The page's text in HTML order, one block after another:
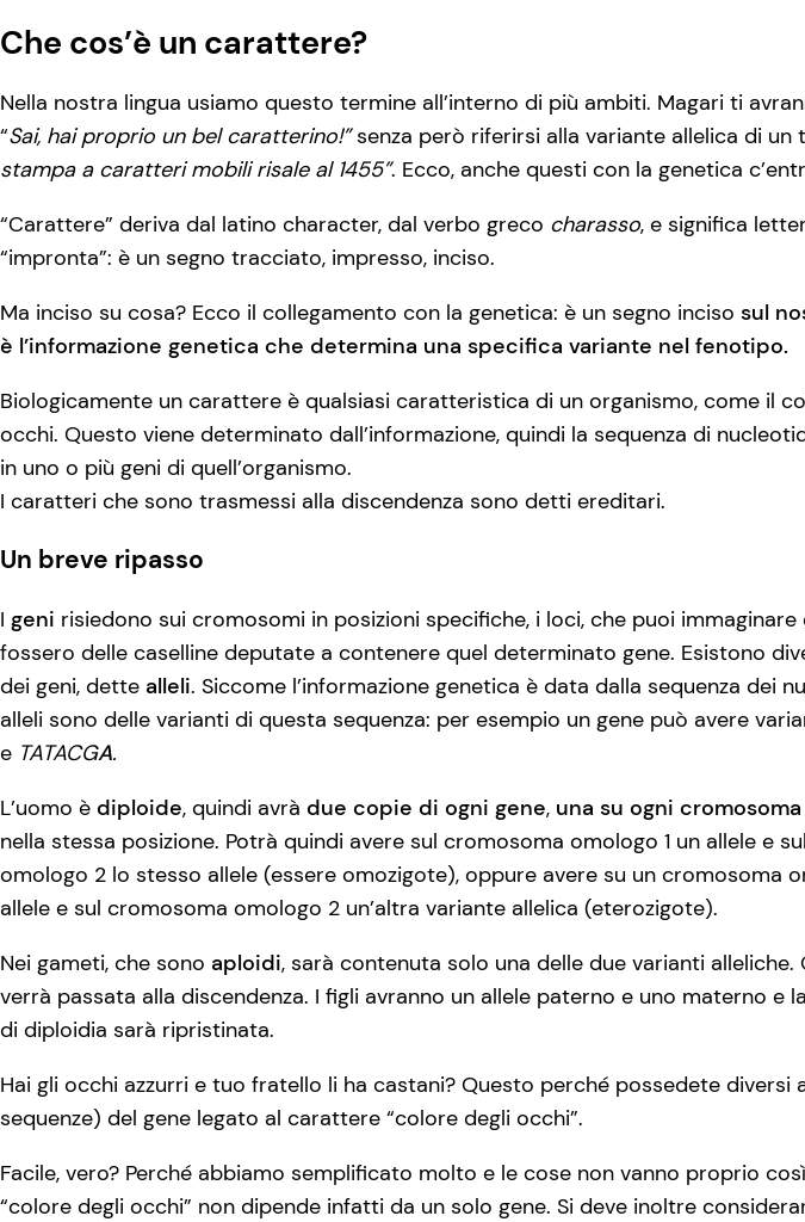
Che cos’è un carattere?
Nella nostra lingua usiamo questo termine all’interno di più ambiti. Magari ti
“Sai, hai proprio un bel caratterino!”senza però riferirsi alla variante allelica di un
stampa a caratteri mobili risale al 1455”. Ecco, anche questi con la genetica
“Carattere” deriva dal latino character, dal verbo greco charasso, e significa
“impronta”: è un segno tracciato, impresso, inciso.
Ma inciso su cosa? Ecco il collegamento con la genetica: è un segno inciso sul
è l’informazione genetica che determina una specifica variante nel fenotipo.
Biologicamente un carattere è qualsiasi caratteristica di un organismo, come il
occhi. Questo viene determinato dall’informazione, quindi la sequenza di
in uno o più geni di quell’organismo.
I caratteri che sono trasmessi alla discendenza sono detti ereditari.
Un breve ripasso
I geni risiedono sui cromosomi in posizioni specifiche, i loci, che puoi immaginare
fossero delle caselline deputate a contenere quel determinato gene. Esistono
dei geni, dette alleli. Siccome l’informazione genetica è data dalla sequenza dei
alleli sono delle varianti di questa sequenza: per esempio un gene può avere
e TATACGA.
L’uomo è diploide, quindi avrà due copie di ogni gene, una su ogni
nella stessa posizione. Potrà quindi avere sul cromosoma omologo 1 un allele e
omologo 2 lo stesso allele (essere omozigote), oppure avere su un cromosoma
allele e sul cromosoma omologo 2 un’altra variante allelica (eterozigote).
Nei gameti, che sono aploidi, sarà contenuta solo una delle due varianti alleliche.
verrà passata alla discendenza. I figli avranno un allele paterno e uno materno e
di diploidia sarà ripristinata.
Hai gli occhi azzurri e tuo fratello li ha castani? Questo perché possedete diversi
sequenze) del gene legato al carattere “colore degli occhi”.
Facile, vero? Perché abbiamo semplificato molto e le cose non vanno proprio
“colore degli occhi” non dipende infatti da un solo gene. Si deve inoltre